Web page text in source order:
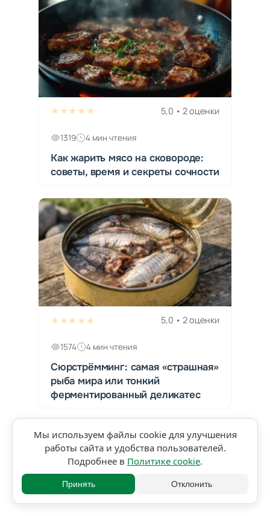
★★★★★ 5,0 • 2 оценки
1319 4 мин чтения
Как жарить мясо на сковороде:
советы, время и секреты сочности
★★★★★ 5,0 • 2 оценки
1574 4 мин чтения
Сюрстрёмминг: самая «страшная»
рыба мира или тонкий
ферментированный деликатес
Мы используем файлы cookie для улучшения
работы сайта и удобства пользователей.
Подробнее в Политике cookie.
Принять Отклонить